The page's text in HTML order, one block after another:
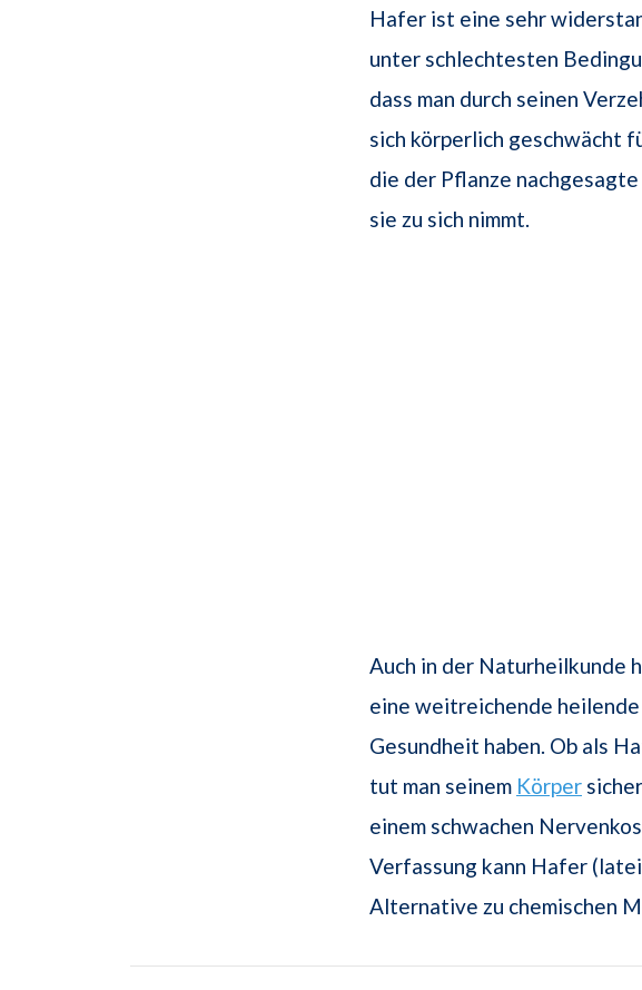
Hafer ist eine sehr
unter schlechtesten
dass man durch seinen
sich körperlich ge­schwächt
die der Pflanze
sie zu sich nimmt.
Auch in der Naturheilkunde
eine weitreichende
Gesundheit haben. Ob als
tut man seinem Körper
einem schwachen
Verfassung kann Hafer
Alternative zu chemischen